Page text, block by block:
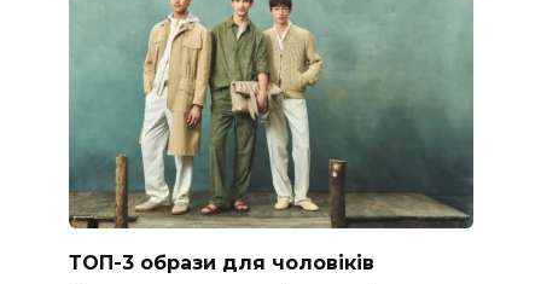
ТОП-3 образи для чоловіків